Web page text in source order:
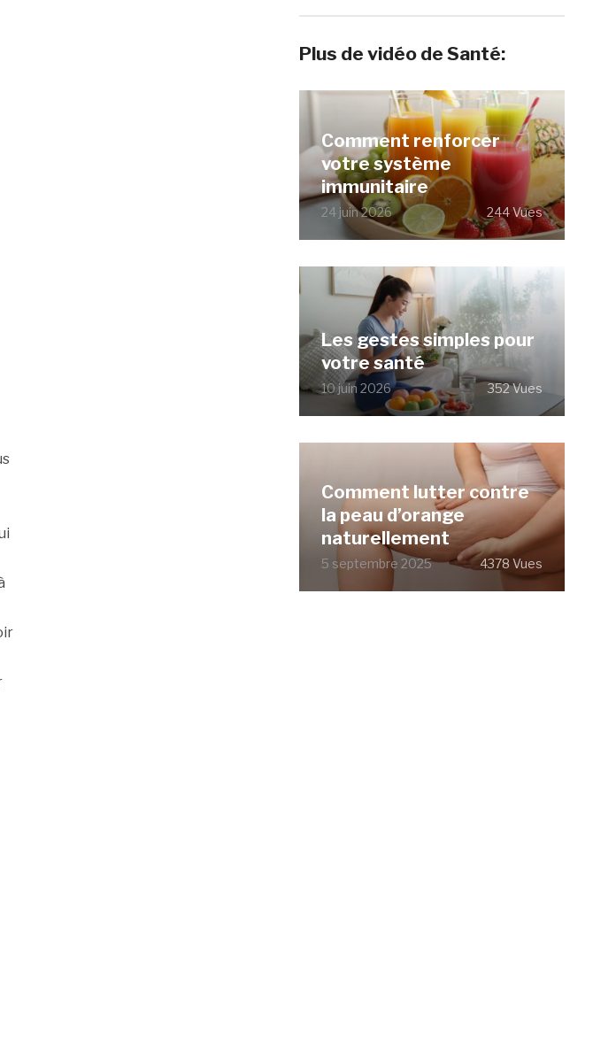
Plus de vidéo de Santé:
Comment renforcer
votre système
immunitaire
24 juin 2026 244 Vues
Les gestes simples pour
votre santé
10 juin 2026 352 Vues
Comment lutter contre
la peau d’orange
naturellement
5 septembre 2025 4378 Vues